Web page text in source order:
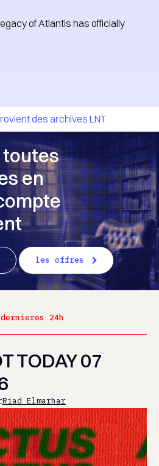
of Atlantis has officially
des archives LNT
toutes
en
les offres
24h
TODAY 07
Riad Elmarhar